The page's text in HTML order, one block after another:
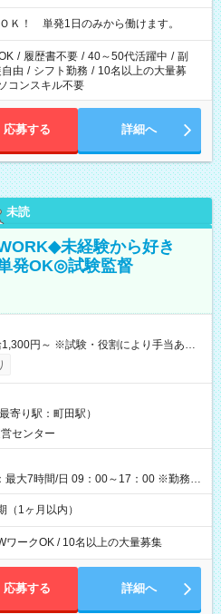
：00～翌6：00 など
Ｋ！ 単発1日のみから働けます。
/ 履歴書不要 / 40～50代活躍中 / 副
由 / シフト勤務 / 10名以上の大量募
コンスキル不要
応募する 詳細へ
未読
未経験から好き
発OK◎試験監督
り 【即給（前払い）オプションあ
勤務から1週間ほどで給与の一部を受け
～17:30（休憩1時間） 時給1,300円
交通費 ※当日の役割により時給＋100
7:00～13:30（休憩なし） 時給1,300
間＝日収8,400円＋交通費 【試用期
寄り駅：町田駅）
センター
最大7時間/日 09：00～17：00 ※勤務時
ます。
（1ヶ月以内）
ワークOK / 10名以上の大量募集
応募する 詳細へ